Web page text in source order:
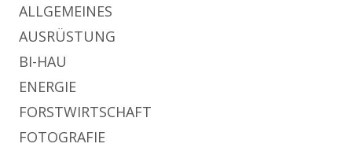
ALLGEMEINES
AUSRÜSTUNG
BI-HAU
ENERGIE
FORSTWIRTSCHAFT
FOTOGRAFIE